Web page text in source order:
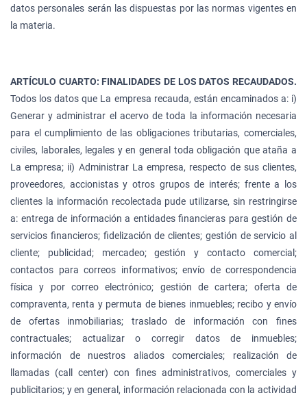
datos personales serán las dispuestas por las normas vigentes en
la materia.
ARTÍCULO CUARTO: FINALIDADES DE LOS DATOS RECAUDADOS.
Todos los datos que La empresa recauda, están encaminados a: i)
Generar y administrar el acervo de toda la información necesaria
para el cumplimiento de las obligaciones tributarias, comerciales,
civiles, laborales, legales y en general toda obligación que ataña a
La empresa; ii) Administrar La empresa, respecto de sus clientes,
proveedores, accionistas y otros grupos de interés; frente a los
clientes la información recolectada pude utilizarse, sin restringirse
a: entrega de información a entidades financieras para gestión de
servicios financieros; fidelización de clientes; gestión de servicio al
cliente; publicidad; mercadeo; gestión y contacto comercial;
contactos para correos informativos; envío de correspondencia
física y por correo electrónico; gestión de cartera; oferta de
compraventa, renta y permuta de bienes inmuebles; recibo y envío
de ofertas inmobiliarias; traslado de información con fines
contractuales; actualizar o corregir datos de inmuebles;
información de nuestros aliados comerciales; realización de
llamadas (call center) con fines administrativos, comerciales y
publicitarios; y en general, información relacionada con la actividad